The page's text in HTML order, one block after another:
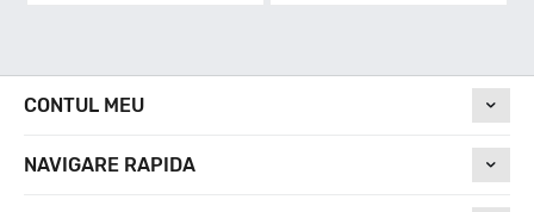
Nivel de zgomot
75
CONTUL MEU
NAVIGARE RAPIDA